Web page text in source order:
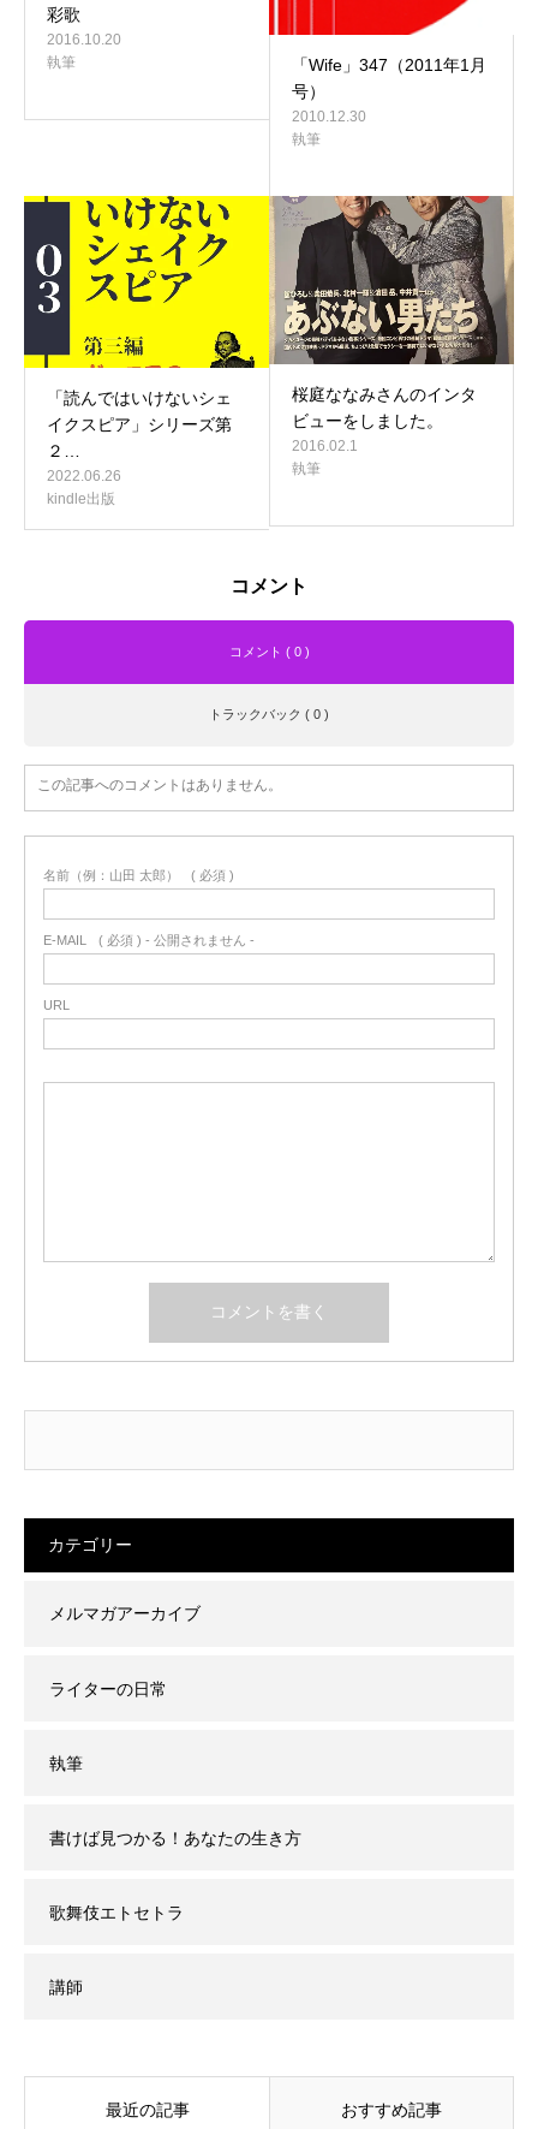
彩歌
2016.10.20
執筆
「Wife」347（2011年1月
号）
2010.12.30
執筆
「読んではいけないシェ
イクスピア」シリーズ第
２…
2022.06.26
kindle出版
桜庭ななみさんのインタ
ビューをしました。
2016.02.1
執筆
コメント
コメント ( 0 )
トラックバック ( 0 )
この記事へのコメントはありません。
名前（例：山田 太郎） ( 必須 )
E-MAIL ( 必須 ) - 公開されません -
URL
カテゴリー
メルマガアーカイブ
ライターの日常
執筆
書けば見つかる！あなたの生き方
歌舞伎エトセトラ
講師
最近の記事 おすすめ記事